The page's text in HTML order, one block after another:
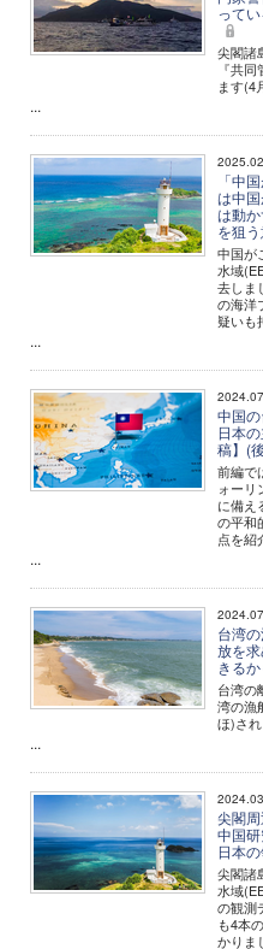
って
尖閣諸
『共
ます(4
...
「中
は中
は動
を狙
中国が
水域
去しま
の海洋
疑いも
...
中国
日本
稿】(
前編で
ォーリ
に備え
の平和
点を紹
...
台湾
放を
きる
台湾の
湾の漁
ほ)さ
...
尖閣周
中国
日本
尖閣諸
水域
の観測
も4本
かりま